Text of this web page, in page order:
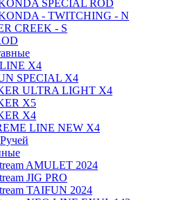
SPECIAL ROD
- TWITCHING - N
CREEK - S
X4
SPECIAL X4
ULTRA LIGHT X4
X5
X4
LINE NEW X4
AMULET 2024
JIG PRO
TAIFUN 2024